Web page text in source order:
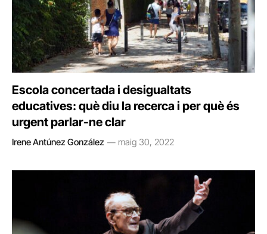
Escola concertada i desigualtats
educatives: què diu la recerca i per què és
urgent parlar-ne clar
Irene Antúnez González maig 30, 2022